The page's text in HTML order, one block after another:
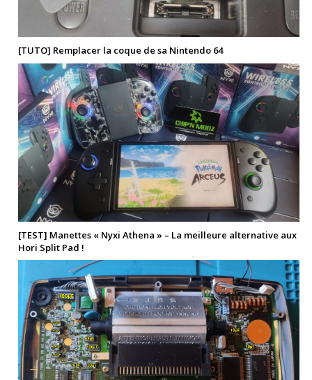
[TUTO] Remplacer la coque de sa Nintendo 64
[TEST] Manettes « Nyxi Athena » – La meilleure alternative aux
Hori Split Pad !